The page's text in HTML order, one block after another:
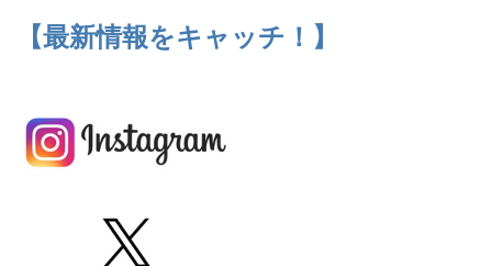
【最新情報をキャッチ！】